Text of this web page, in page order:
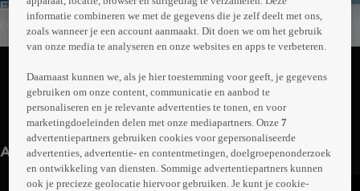
Een groepje Franse mannen van middelbare leeftijd
bekwaamt zich in de kunst van het synchroonzwemmen,
onder begeleiding van trainster Delphine. De mannen
vormen ze een hecht team. Ondanks sceptische reacties
van familie en vrienden willen ze meedoen aan de
wereldkampioenschappen.
Abonneren op Videoland
Meer
info
Anderen kijken ook
informatie combineren we met de gegevens die je zelf deelt met ons,
zoals wanneer je een account aanmaakt. Dit doen we om het gebruik
van onze media te analyseren en onze websites en apps te verbeteren.
Daarnaast kunnen we, als je hier toestemming voor geeft, je gegevens
gebruiken om onze content, communicatie en aanbod te
personaliseren en je relevante advertenties te tonen, en voor
marketingdoeleinden delen met onze mediapartners. Onze7
advertentiepartners gebruiken cookies voor gepersonaliseerde
advertenties, advertentie- en contentmetingen, doelgroepenonderzoek
en ontwikkeling van diensten. Sommige advertentiepartners kunnen
ook je precieze geolocatie hiervoor gebruiken. Je kunt je cookie-